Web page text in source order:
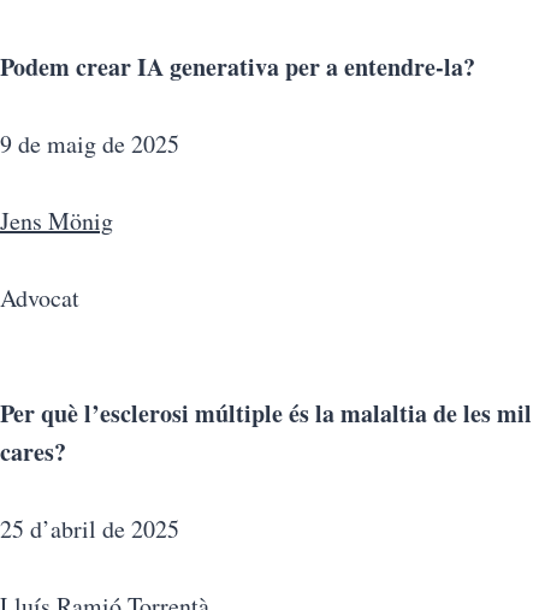
Podem crear IA generativa per a entendre-la?
9 de maig de 2025
Jens Mönig
Advocat
Per què l’esclerosi múltiple és la malaltia de les mil
cares?
25 d’abril de 2025